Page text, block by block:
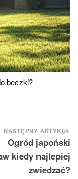
beczki?
NASTĘPNY ARTYKUŁ
Ogród japoński
kiedy najlepiej
zwiedzać?